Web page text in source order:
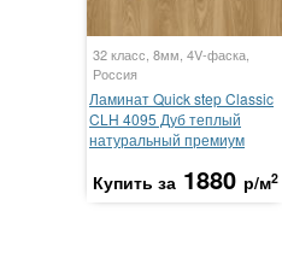
32 класс, 8мм, 4V-фаска,
Россия
Ламинат Quick step Classic
CLH 4095 Дуб теплый
натуральный премиум
Купить за 1880 р/м2